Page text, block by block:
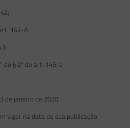
142-A;
do § 2º do art. 145; e
de janeiro de 2020.
vigor na data de sua publicação.